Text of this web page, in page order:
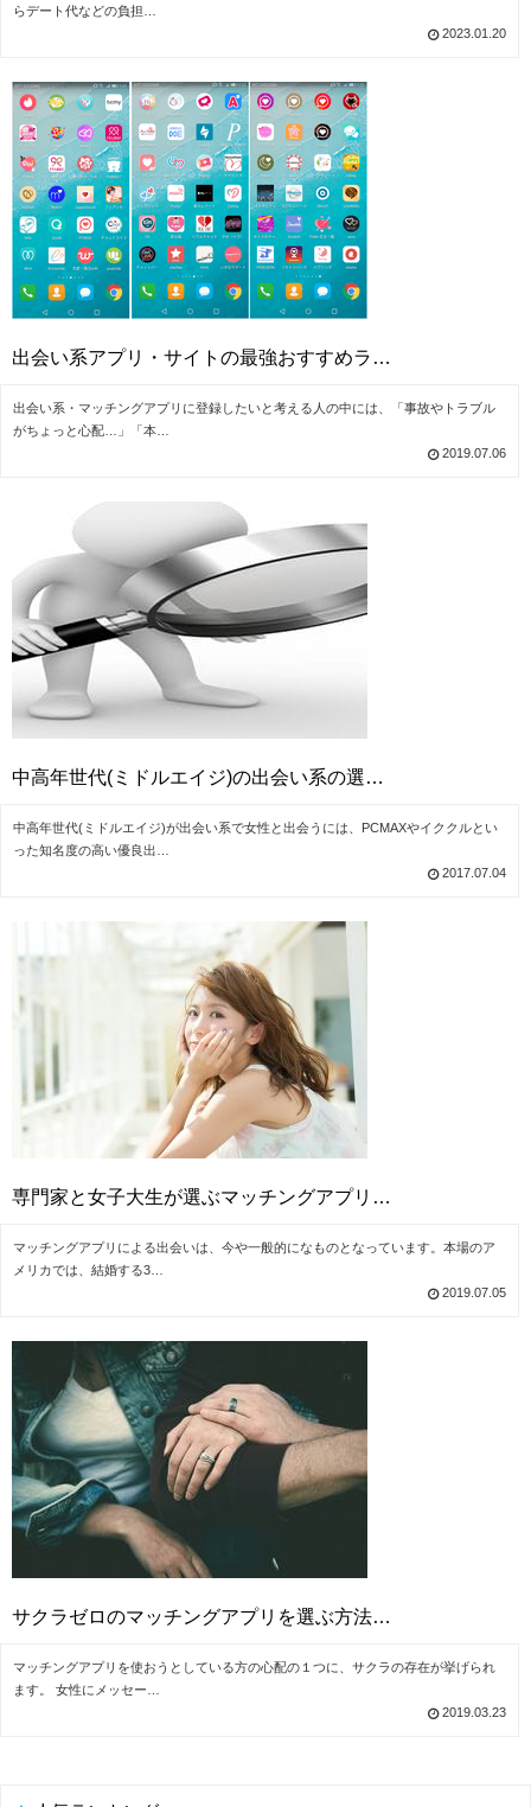
らデート代などの負担…
2023.01.20
出会い系アプリ・サイトの最強おすすめラ…
出会い系・マッチングアプリに登録したいと考える人の中には、「事故やトラブル
がちょっと心配…」「本…
2019.07.06
中高年世代(ミドルエイジ)の出会い系の選…
中高年世代(ミドルエイジ)が出会い系で女性と出会うには、PCMAXやイククルとい
った知名度の高い優良出…
2017.07.04
専門家と女子大生が選ぶマッチングアプリ…
マッチングアプリによる出会いは、今や一般的になものとなっています。本場のア
メリカでは、結婚する3…
2019.07.05
サクラゼロのマッチングアプリを選ぶ方法…
マッチングアプリを使おうとしている方の心配の１つに、サクラの存在が挙げられ
ます。 女性にメッセー…
2019.03.23